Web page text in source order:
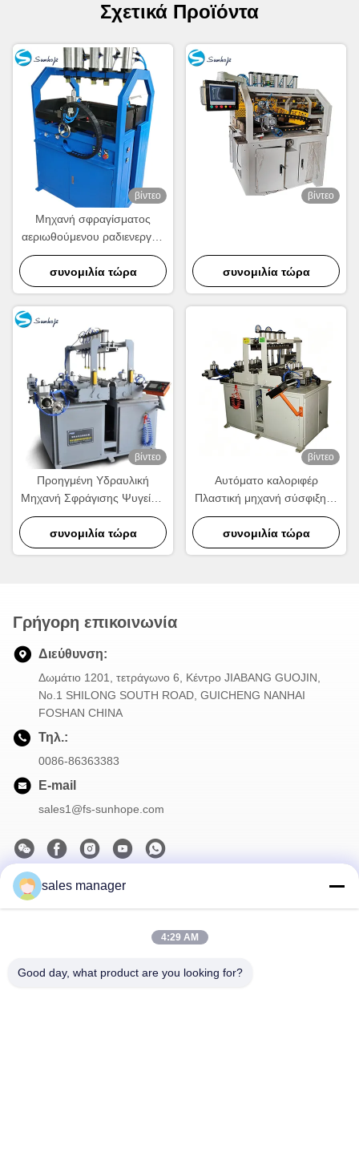
Σχετικά Προϊόντα
βίντεο
Μηχανή σφραγίσματος
αεριωθούμενου ραδιενεργού
θερμοκηπίου PLC
Ελεγχόμενη τετραμελής
σφραγίσματος
συνομιλία τώρα
βίντεο
συνομιλία τώρα
βίντεο
Προηγμένη Υδραυλική
Μηχανή Σφράγισης Ψυγείων
220V για Πλαστικές
Δεξαμενές Αυτοκινήτων
συνομιλία τώρα
βίντεο
Αυτόματο καλοριφέρ
Πλαστική μηχανή σύσφιξης |
220V Στεγανωτήρα
Καλοριφέρ υψηλής
ταχύτητας
συνομιλία τώρα
Γρήγορη επικοινωνία
Διεύθυνση:
Δωμάτιο 1201, τετράγωνο 6, Κέντρο JIABANG GUOJIN,
Νο.1 SHILONG SOUTH ROAD, GUICHENG NANHAI
FOSHAN CHINA
Τηλ.:
0086-86363383
E-mail
sales1@fs-sunhope.com
Το Δελτίο Ενημέρωσης
sales manager
4:29 AM
Good day, what product are you looking for?